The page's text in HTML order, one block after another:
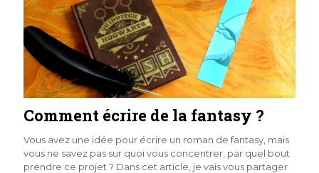
Comment écrire de la fantasy ?
Vous avez une idée pour écrire un roman de fantasy, mais
vous ne savez pas sur quoi vous concentrer, par quel bout
prendre ce projet ? Dans cet article, je vais vous partager